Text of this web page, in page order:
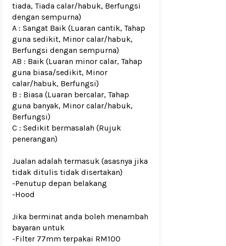
tiada, Tiada calar/habuk, Berfungsi
dengan sempurna)
A : Sangat Baik (Luaran cantik, Tahap
guna sedikit, Minor calar/habuk,
Berfungsi dengan sempurna)
AB : Baik (Luaran minor calar, Tahap
guna biasa/sedikit, Minor
calar/habuk, Berfungsi)
B : Biasa (Luaran bercalar, Tahap
guna banyak, Minor calar/habuk,
Berfungsi)
C : Sedikit bermasalah (Rujuk
penerangan)
Jualan adalah termasuk (asasnya jika
tidak ditulis tidak disertakan)
-Penutup depan belakang
-Hood
Jika berminat anda boleh menambah
bayaran untuk
-Filter 77mm terpakai RM100